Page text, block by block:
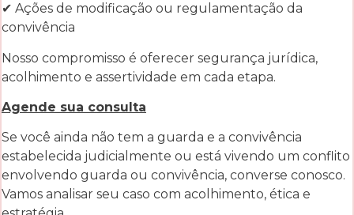
✔ Ações de modificação ou regulamentação da
convivência
Nosso compromisso é oferecer segurança jurídica,
acolhimento e assertividade em cada etapa.
Agende sua consulta
Se você ainda não tem a guarda e a convivência
estabelecida judicialmente ou está vivendo um conflito
envolvendo guarda ou convivência, converse conosco.
Vamos analisar seu caso com acolhimento, ética e